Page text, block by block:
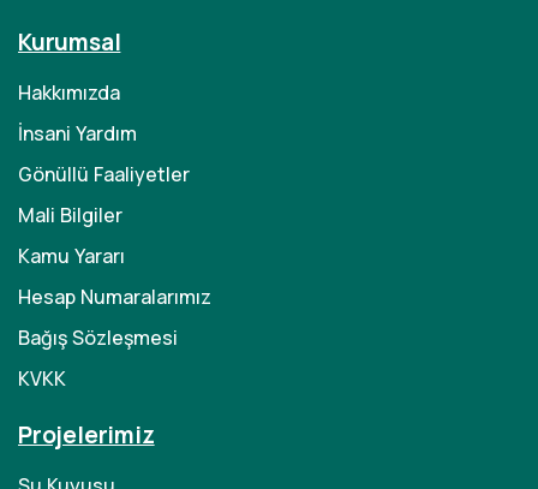
Kurumsal
Hakkımızda
İnsani Yardım
Gönüllü Faaliyetler
Mali Bilgiler
Kamu Yararı
Hesap Numaralarımız
Bağış Sözleşmesi
KVKK
Projelerimiz